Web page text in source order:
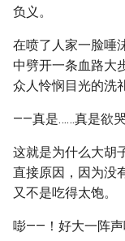
负义。
在喷了人家一脸唾
中劈开一条血路大
众人怜悯目光的洗
——真是……真是欲哭
这就是为什么大胡
直接原因，因为没
又不是吃得太饱。
嘭——！好大一阵声